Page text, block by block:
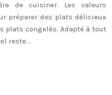
de cuisiner. Les valeurs
préparer des plats délicieux
plats congelés. Adapté à tout
reste…